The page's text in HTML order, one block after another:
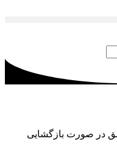
در صورت بازگشایی